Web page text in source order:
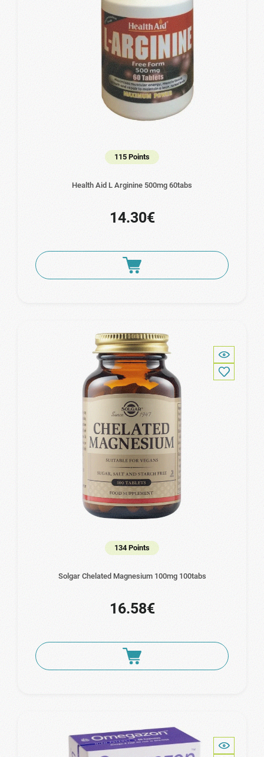
115 Points
Health Aid L Arginine 500mg 60tabs
14.30€
134 Points
Solgar Chelated Magnesium 100mg 100tabs
16.58€